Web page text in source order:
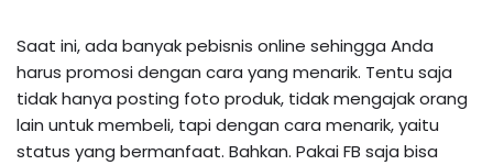
Saat ini, ada banyak pebisnis online sehingga Anda
harus promosi dengan cara yang menarik. Tentu saja
tidak hanya posting foto produk, tidak mengajak orang
lain untuk membeli, tapi dengan cara menarik, yaitu
status yang bermanfaat. Bahkan. Pakai FB saja bisa